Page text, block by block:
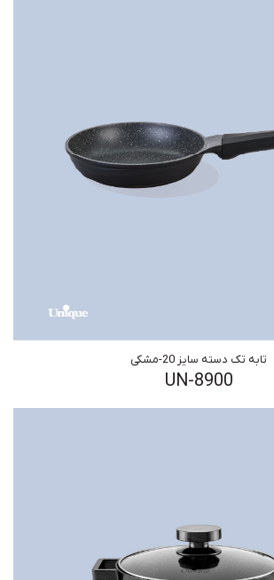
تابه تک دسته سایز 20-مشکی
UN-8900